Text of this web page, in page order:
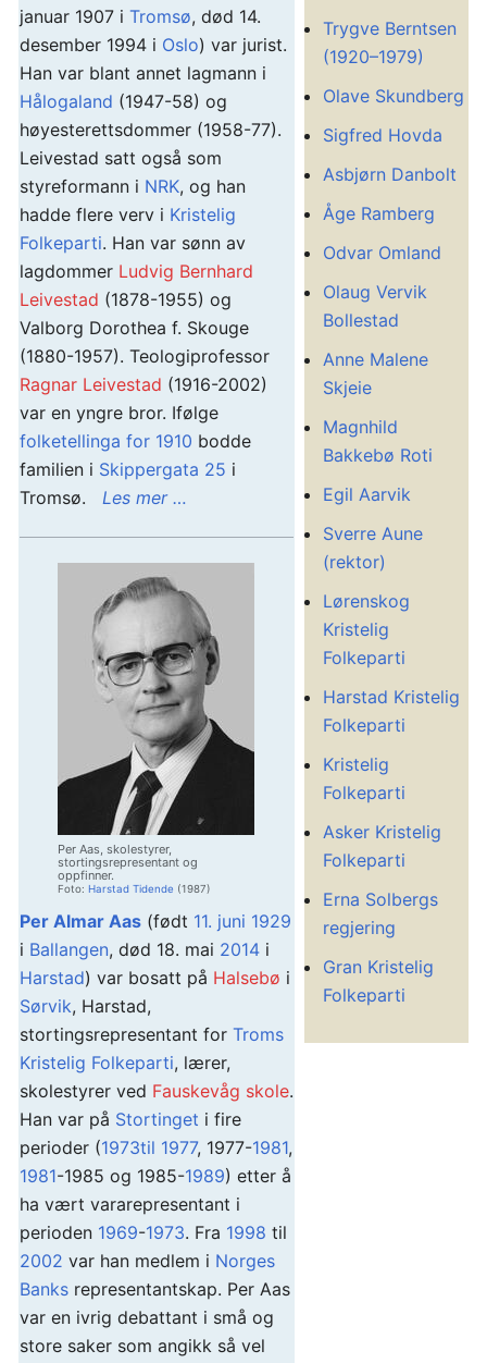
januar 1907 i Tromsø, død 14.
desember 1994 i Oslo) var jurist.
Han var blant annet lagmann i
Hålogaland (1947-58) og
høyesterettsdommer (1958-77).
Leivestad satt også som
styreformann i NRK, og han
hadde flere verv i Kristelig
Folkeparti. Han var sønn av
lagdommer Ludvig Bernhard
Leivestad (1878-1955) og
Valborg Dorothea f. Skouge
(1880-1957). Teologiprofessor
Ragnar Leivestad (1916-2002)
var en yngre bror. Ifølge
folketellinga for 1910 bodde
familien i Skippergata 25 i
Tromsø. Les mer …
Per Aas, skolestyrer,
stortingsrepresentant og
oppfinner.
Foto: Harstad Tidende (1987)
Per Almar Aas (født 11. juni 1929
i Ballangen, død 18. mai 2014 i
Harstad) var bosatt på Halsebø i
Sørvik, Harstad,
stortingsrepresentant for Troms
Kristelig Folkeparti, lærer,
skolestyrer ved Fauskevåg skole.
Han var på Stortinget i fire
perioder (1973til 1977, 1977-1981,
1981-1985 og 1985-1989) etter å
ha vært vararepresentant i
perioden 1969-1973. Fra 1998 til
2002 var han medlem i Norges
Banks representantskap. Per Aas
var en ivrig debattant i små og
store saker som angikk så vel
Trygve Berntsen
(1920–1979)
Olave Skundberg
Sigfred Hovda
Asbjørn Danbolt
Åge Ramberg
Odvar Omland
Olaug Vervik
Bollestad
Anne Malene
Skjeie
Magnhild
Bakkebø Roti
Egil Aarvik
Sverre Aune
(rektor)
Lørenskog
Kristelig
Folkeparti
Harstad Kristelig
Folkeparti
Kristelig
Folkeparti
Asker Kristelig
Folkeparti
Erna Solbergs
regjering
Gran Kristelig
Folkeparti